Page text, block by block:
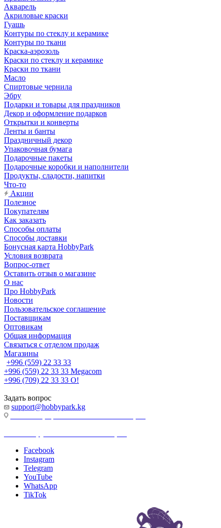
Акварель
Акриловые краски
Гуашь
Контуры по стеклу и керамике
Контуры по ткани
Краска-аэрозоль
Краски по стеклу и керамике
Краски по ткани
Масло
Спиртовые чернила
Эбру
Подарки и товары для праздников
Декор и оформление подарков
Открытки и конверты
Ленты и банты
Праздничный декор
Упаковочная бумага
Подарочные пакеты
Подарочные коробки и наполнители
Продукты, сладости, напитки
Что-то
Акции
Полезное
Покупателям
Как заказать
Способы оплаты
Способы доставки
Бонусная карта HobbyPark
Условия возврата
Вопрос-ответ
Оставить отзыв о магазине
О нас
Про HobbyPark
Новости
Пользовательское соглашение
Поставщикам
Оптовикам
Общая информация
Связаться с отделом продаж
Магазины
+996 (559) 22 33 33
+996 (559) 22 33 33 Megacom
+996 (709) 22 33 33 O!
Задать вопрос
support@hobbypark.kg
Facebook
Instagram
Telegram
YouTube
WhatsApp
TikTok